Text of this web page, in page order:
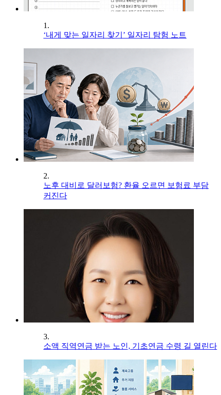
1.
‘내게 맞는 일자리 찾기’ 일자리 탐험 노트
2.
노후 대비로 달러보험? 환율 오르면 보험료 부담
커진다
3.
소액 직역연금 받는 노인, 기초연금 수령 길 열린다